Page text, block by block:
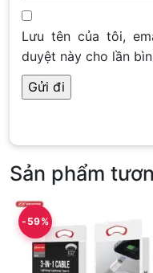
Lưu tên của tôi,
duyệt này cho lần
Sản phẩm
-59%